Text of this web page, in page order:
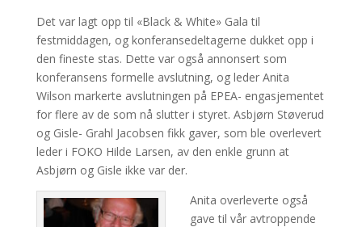
Det var lagt opp til «Black & White» Gala til
festmiddagen, og konferansedeltagerne dukket opp i
den fineste stas. Dette var også annonsert som
konferansens formelle avslutning, og leder Anita
Wilson markerte avslutningen på EPEA- engasjementet
for flere av de som nå slutter i styret. Asbjørn Støverud
og Gisle- Grahl Jacobsen fikk gaver, som ble overlevert
leder i FOKO Hilde Larsen, av den enkle grunn at
Asbjørn og Gisle ikke var der.
Anita overleverte også
gave til vår avtroppende